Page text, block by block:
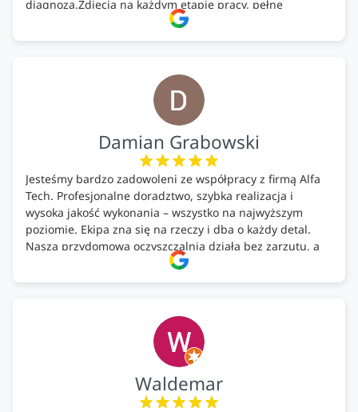
diagnoza.Zdjęcia na każdym etapie pracy, pełne
doradztwo.Dobrze wyszkoleni i znający się na rzeczy.
Podsumowując ekipa na wysokim poziomie, rzetelna.
Damian Grabowski
Jesteśmy bardzo zadowoleni ze współpracy z firmą Alfa
Tech. Profesjonalne doradztwo, szybka realizacja i
wysoka jakość wykonania – wszystko na najwyższym
poziomie. Ekipa zna się na rzeczy i dba o każdy detal.
Nasza przydomowa oczyszczalnia działa bez zarzutu, a
całość została wykonana zgodnie z terminem i
ustaleniami. Z czystym sumieniem polecamy Alfa Tech
ekologicznych rozwiązań!🍀
Waldemar